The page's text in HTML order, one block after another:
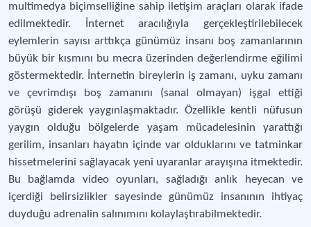
multimedya biçimselliğine sahip iletişim araçları olarak ifade
edilmektedir. İnternet aracılığıyla gerçekleştirilebilecek
eylemlerin sayısı arttıkça günümüz insanı boş zamanlarının
büyük bir kısmını bu mecra üzerinden değerlendirme eğilimi
göstermektedir. İnternetin bireylerin iş zamanı, uyku zamanı
ve çevrimdışı boş zamanını (sanal olmayan) işgal ettiği
görüşü giderek yaygınlaşmaktadır. Özellikle kentli nüfusun
yaygın olduğu bölgelerde yaşam mücadelesinin yarattığı
gerilim, insanları hayatın içinde var olduklarını ve tatminkar
hissetmelerini sağlayacak yeni uyaranlar arayışına itmektedir.
Bu bağlamda video oyunları, sağladığı anlık heyecan ve
içerdiği belirsizlikler sayesinde günümüz insanının ihtiyaç
duyduğu adrenalin salınımını kolaylaştırabilmektedir.